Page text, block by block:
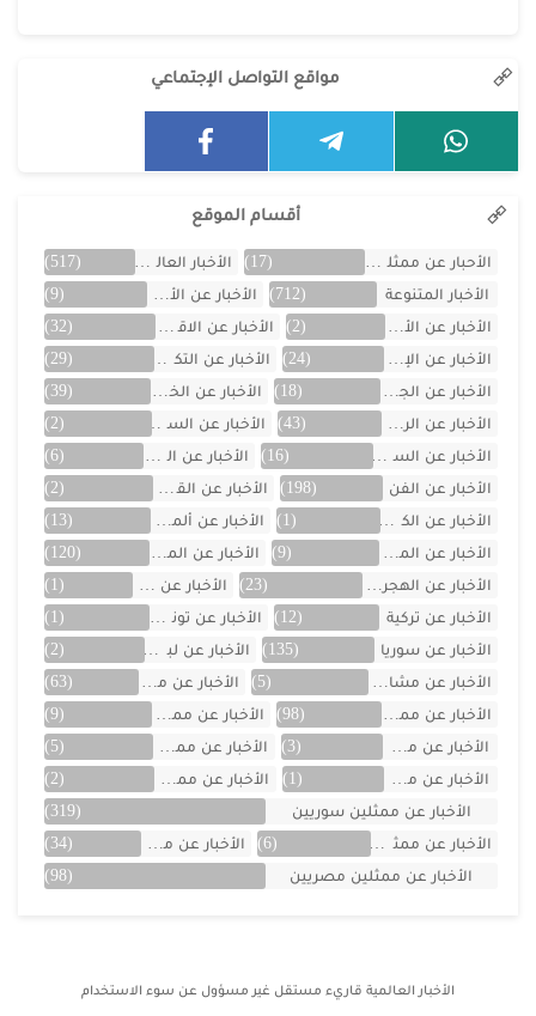
مواقع التواصل الإجتماعي
أقسام الموقع
الأحبار عن ممثلين الخليج (17) الأخبار العالمية
(517)
الأخبار المتنوعة
(712) الأخبار عن الأردن
(9)
الأخبار عن الأفلام
(2) الأخبار عن الاقتصاد
(32)
الأخبار عن الإمارات
(24) الأخبار عن التكنولوجيا
(29)
الأخبار عن الجزائر
(18) الأخبار عن الخليج
(39)
الأخبار عن الرياضة
(43) الأخبار عن السعودية
(2)
الأخبار عن السيارات
(16) الأخبار عن العراق
(6)
الأخبار عن الفن
(198) الأخبار عن القصص
(2)
الأخبار عن الكويت
(1) الأخبار عن ألمانيا
(13)
الأخبار عن المسلسلات
(9) الأخبار عن المشاهير
(120)
الأخبار عن الهجرة والسفر
(23) الأخبار عن اليمن
(1)
الأخبار عن تركية
(12) الأخبار عن تونس
(1)
الأخبار عن سوريا
(135) الأخبار عن لبنان
(2)
الأخبار عن مشاهر الهند
(5) الأخبار عن مصر
(63)
الأخبار عن ممثلين اتراك
(98) الأخبار عن ممثلين الأجانب
(9)
الأخبار عن ممثلين الأردن
(3) الأخبار عن ممثلين المغرب
(5)
الأخبار عن ممثلين تونس
(1) الأخبار عن ممثلين جزائريين
(2)
الأخبار عن ممثلين سوريين
(319)
الأخبار عن ممثلين فلسطينين
(6) الأخبار عن ممثلين لبنان
(34)
الأخبار عن ممثلين مصريين
(98)
الأخبار العالمية قاريء مستقل غير مسؤول عن سوء الاستخدام